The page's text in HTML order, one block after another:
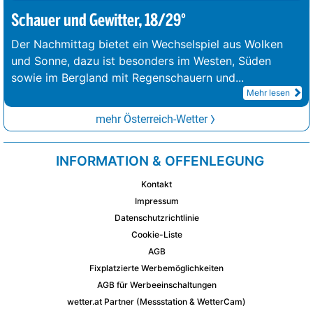
Schauer und Gewitter, 18/29°
Der Nachmittag bietet ein Wechselspiel aus Wolken
und Sonne, dazu ist besonders im Westen, Süden
sowie im Bergland mit Regenschauern und...
Mehr lesen
mehr Österreich-Wetter
INFORMATION & OFFENLEGUNG
Kontakt
Impressum
Datenschutzrichtlinie
Cookie-Liste
AGB
Fixplatzierte Werbemöglichkeiten
AGB für Werbeeinschaltungen
wetter.at Partner (Messstation & WetterCam)